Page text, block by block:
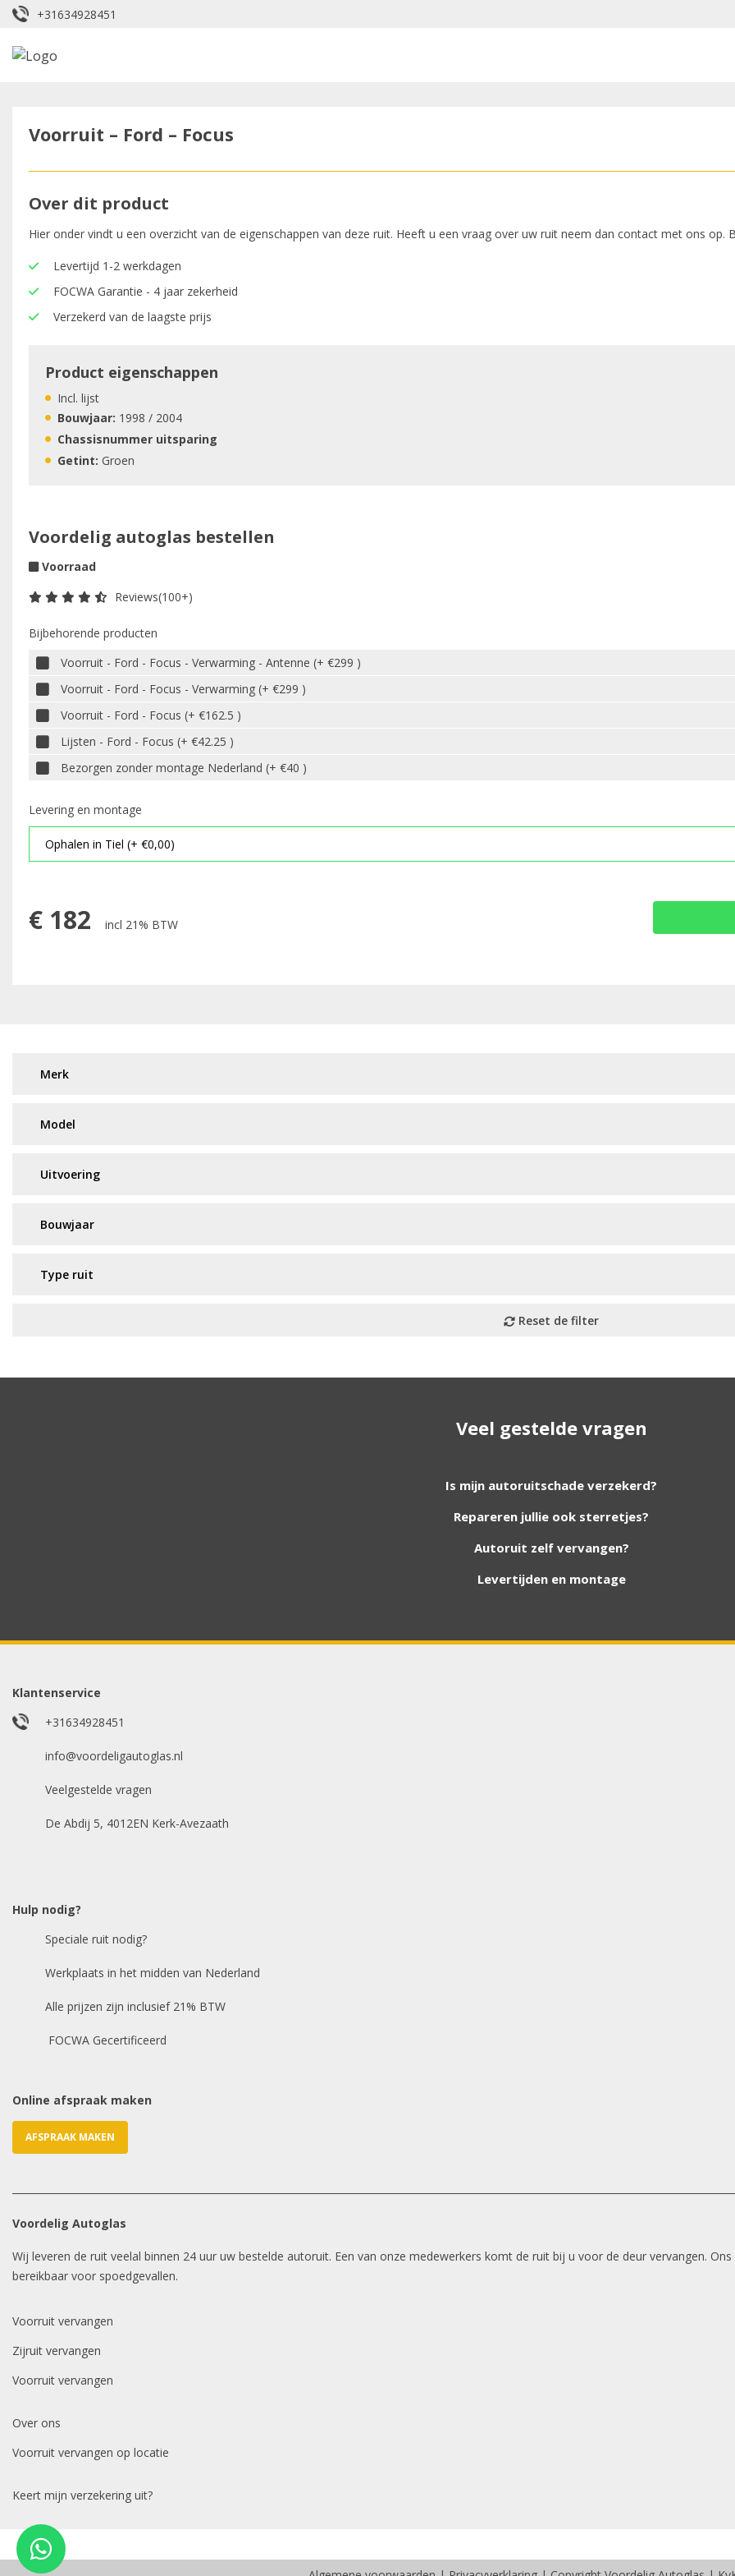
+31634928451
Voorruit – Ford – Focus
Over dit product
Hier onder vindt u een overzicht van de eigenschappen van deze ruit. Heeft u een vraag over uw ruit neem dan contact met ons op.
Levertijd 1-2 werkdagen
FOCWA Garantie - 4 jaar zekerheid
Verzekerd van de laagste prijs
Product eigenschappen
Incl. lijst
Bouwjaar: 1998 / 2004
Chassisnummer uitsparing
Getint: Groen
Voordelig autoglas bestellen
Voorraad
Reviews(100+)
Bijbehorende producten
Voorruit - Ford - Focus - Verwarming - Antenne (+ €299 )
Voorruit - Ford - Focus - Verwarming (+ €299 )
Voorruit - Ford - Focus (+ €162.5 )
Lijsten - Ford - Focus (+ €42.25 )
Bezorgen zonder montage Nederland (+ €40 )
Levering en montage
€ 182 incl 21% BTW
Model auto
E-mailadres *
Veel gestelde vragen
Is mijn autoruitschade verzekerd?
Repareren jullie ook sterretjes?
Autoruit zelf vervangen?
Levertijden en montage
Klantenservice
+31634928451
info@voordeligautoglas.nl
Veelgestelde vragen
De Abdij 5, 4012EN Kerk-Avezaath
Hulp nodig?
Speciale ruit nodig?
Werkplaats in het midden van Nederland
Alle prijzen zijn inclusief 21% BTW
FOCWA Gecertificeerd
Online afspraak maken
AFSPRAAK MAKEN
Voordelig Autoglas
Wij leveren de ruit veelal binnen 24 uur uw bestelde autoruit. Een van onze medewerkers komt de ruit bij u voor de deur vervangen.
bereikbaar voor spoedgevallen.
Voorruit vervangen
Zijruit vervangen
Voorruit vervangen
Over ons
Voorruit vervangen op locatie
Keert mijn verzekering uit?